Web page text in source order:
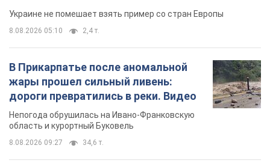
Украине не помешает взять пример со стран Европы
8.08.2026 05:10 2,4 т.
В Прикарпатье после аномальной
жары прошел сильный ливень:
дороги превратились в реки. Видео
Непогода обрушилась на Ивано-Франковскую
область и курортный Буковель
8.08.2026 09:27 34,6 т.